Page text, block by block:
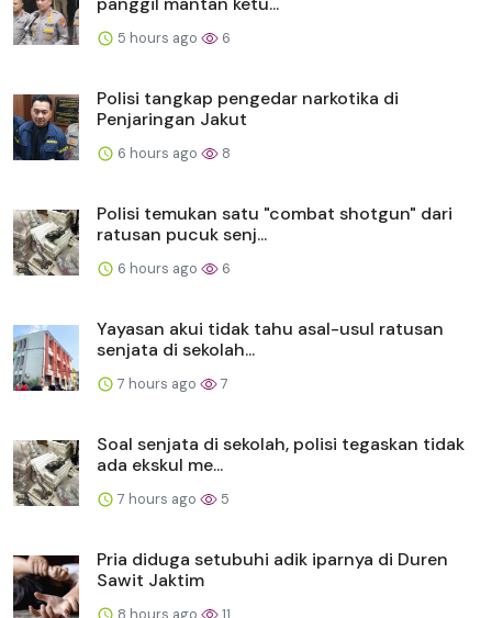
5 hours ago 6
Polisi tangkap pengedar narkotika di
Penjaringan Jakut
6 hours ago 8
Polisi temukan satu "combat shotgun" dari
ratusan pucuk senj...
6 hours ago 6
Yayasan akui tidak tahu asal-usul ratusan
senjata di sekolah...
7 hours ago 7
Soal senjata di sekolah, polisi tegaskan tidak
ada ekskul me...
7 hours ago 5
Pria diduga setubuhi adik iparnya di Duren
Sawit Jaktim
8 hours ago 11